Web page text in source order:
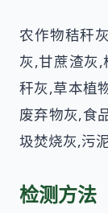
农作物秸秆
灰,甘蔗渣灰
秆灰,草本植
废弃物灰,食
圾焚烧灰,污
检测方法